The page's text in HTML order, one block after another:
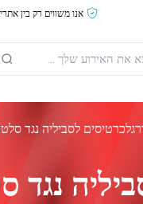
אנו משווים רק בין
כרטיסים לסביליה נגד
נגד